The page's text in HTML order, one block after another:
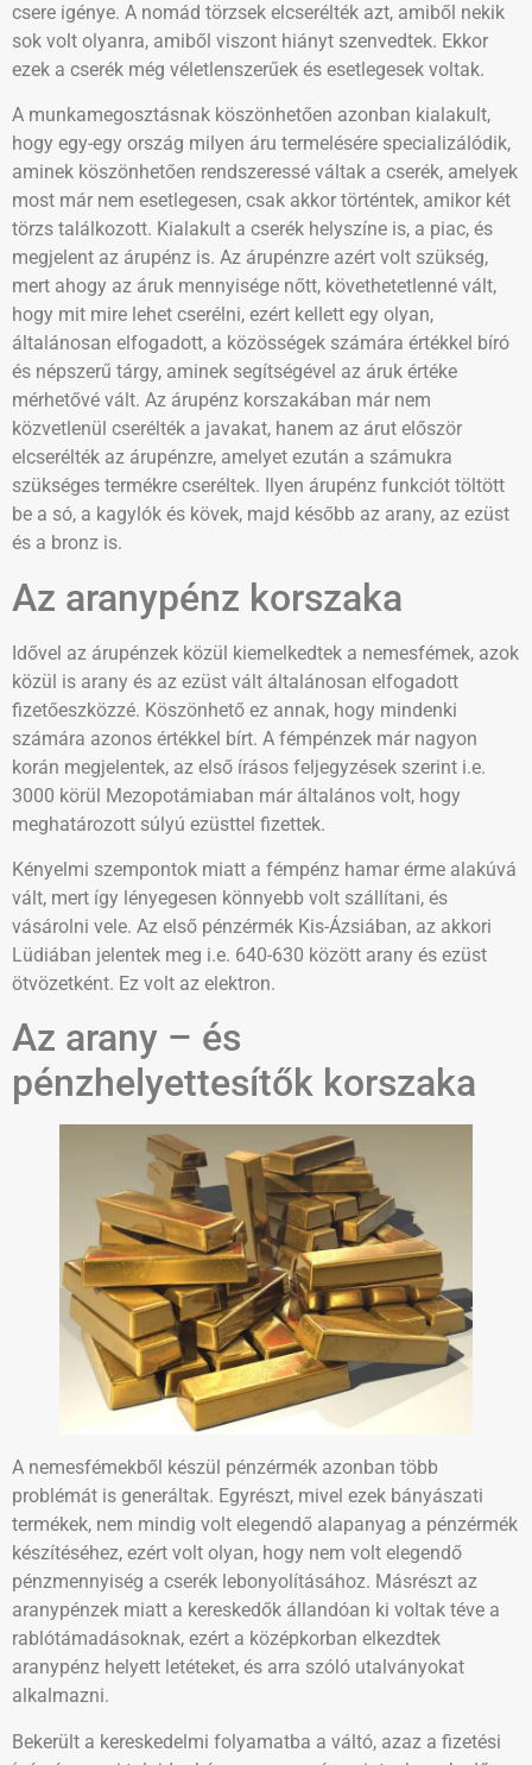
csere igénye. A nomád törzsek elcserélték azt, amiből nekik
sok volt olyanra, amiből viszont hiányt szenvedtek. Ekkor
ezek a cserék még véletlenszerűek és esetlegesek voltak.
A munkamegosztásnak köszönhetően azonban kialakult,
hogy egy-egy ország milyen áru termelésére specializálódik,
aminek köszönhetően rendszeressé váltak a cserék, amelyek
most már nem esetlegesen, csak akkor történtek, amikor két
törzs találkozott. Kialakult a cserék helyszíne is, a piac, és
megjelent az árupénz is. Az árupénzre azért volt szükség,
mert ahogy az áruk mennyisége nőtt, követhetetlenné vált,
hogy mit mire lehet cserélni, ezért kellett egy olyan,
általánosan elfogadott, a közösségek számára értékkel bíró
és népszerű tárgy, aminek segítségével az áruk értéke
mérhetővé vált. Az árupénz korszakában már nem
közvetlenül cserélték a javakat, hanem az árut először
elcserélték az árupénzre, amelyet ezután a számukra
szükséges termékre cseréltek. Ilyen árupénz funkciót töltött
be a só, a kagylók és kövek, majd később az arany, az ezüst
és a bronz is.
Az aranypénz korszaka
Idővel az árupénzek közül kiemelkedtek a nemesfémek, azok
közül is arany és az ezüst vált általánosan elfogadott
fizetőeszközzé. Köszönhető ez annak, hogy mindenki
számára azonos értékkel bírt. A fémpénzek már nagyon
korán megjelentek, az első írásos feljegyzések szerint i.e.
3000 körül Mezopotámiaban már általános volt, hogy
meghatározott súlyú ezüsttel fizettek.
Kényelmi szempontok miatt a fémpénz hamar érme alakúvá
vált, mert így lényegesen könnyebb volt szállítani, és
vásárolni vele. Az első pénzérmék Kis-Ázsiában, az akkori
Lüdiában jelentek meg i.e. 640-630 között arany és ezüst
ötvözetként. Ez volt az elektron.
Az arany – és
pénzhelyettesítők korszaka
A nemesfémekből készül pénzérmék azonban több
problémát is generáltak. Egyrészt, mivel ezek bányászati
termékek, nem mindig volt elegendő alapanyag a pénzérmék
készítéséhez, ezért volt olyan, hogy nem volt elegendő
pénzmennyiség a cserék lebonyolításához. Másrészt az
aranypénzek miatt a kereskedők állandóan ki voltak téve a
rablótámadásoknak, ezért a középkorban elkezdtek
aranypénz helyett letéteket, és arra szóló utalványokat
alkalmazni.
Bekerült a kereskedelmi folyamatba a váltó, azaz a fizetési